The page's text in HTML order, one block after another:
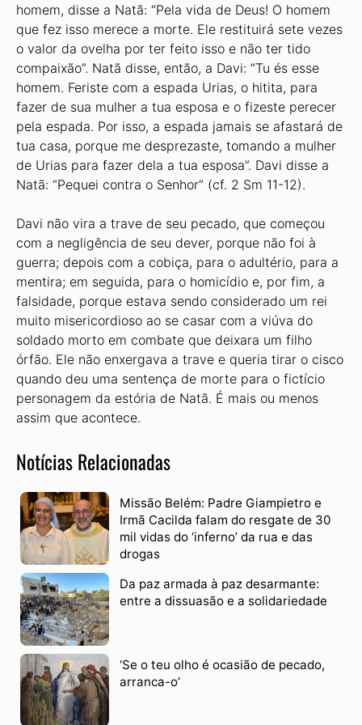
homem, disse a Natã: “Pela vida de Deus! O homem
que fez isso merece a morte. Ele restituirá sete vezes
o valor da ovelha por ter feito isso e não ter tido
compaixão”. Natã disse, então, a Davi: “Tu és esse
homem. Feriste com a espada Urias, o hitita, para
fazer de sua mulher a tua esposa e o fizeste perecer
pela espada. Por isso, a espada jamais se afastará de
tua casa, porque me desprezaste, tomando a mulher
de Urias para fazer dela a tua esposa”. Davi disse a
Natã: “Pequei contra o Senhor” (cf. 2 Sm 11-12).
Davi não vira a trave de seu pecado, que começou
com a negligência de seu dever, porque não foi à
guerra; depois com a cobiça, para o adultério, para a
mentira; em seguida, para o homicídio e, por fim, a
falsidade, porque estava sendo considerado um rei
muito misericordioso ao se casar com a viúva do
soldado morto em combate que deixara um filho
órfão. Ele não enxergava a trave e queria tirar o cisco
quando deu uma sentença de morte para o fictício
personagem da estória de Natã. É mais ou menos
assim que acontece.
Notícias Relacionadas
Missão Belém: Padre Giampietro e
Irmã Cacilda falam do resgate de 30
mil vidas do ‘inferno’ da rua e das
drogas
Da paz armada à paz desarmante:
entre a dissuasão e a solidariedade
‘Se o teu olho é ocasião de pecado,
arranca-o’